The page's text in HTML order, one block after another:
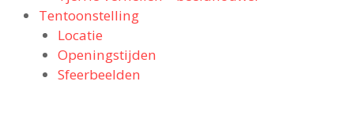
Tentoonstelling
Locatie
Openingstijden
Sfeerbeelden